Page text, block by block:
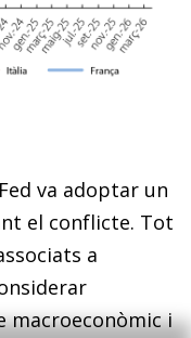
va adoptar un
el conflicte. Tot
a
macroeconòmic i